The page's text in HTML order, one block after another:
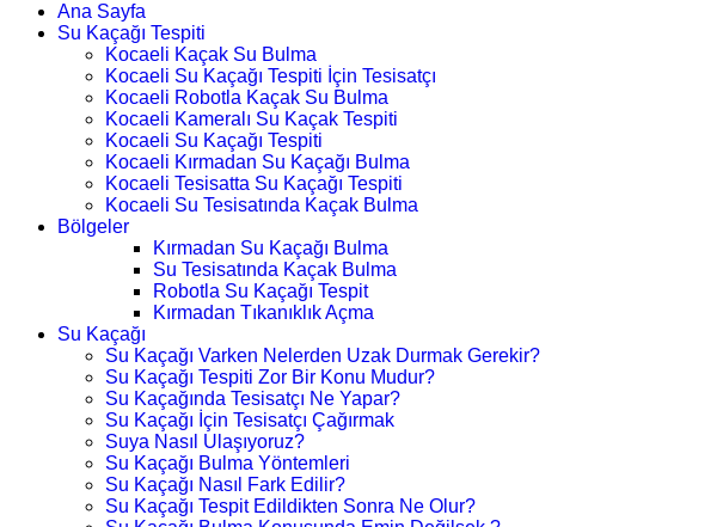
Ana Sayfa
Su Kaçağı Tespiti
Kocaeli Kaçak Su Bulma
Kocaeli Su Kaçağı Tespiti İçin Tesisatçı
Kocaeli Robotla Kaçak Su Bulma
Kocaeli Kameralı Su Kaçak Tespiti
Kocaeli Su Kaçağı Tespiti
Kocaeli Kırmadan Su Kaçağı Bulma
Kocaeli Tesisatta Su Kaçağı Tespiti
Kocaeli Su Tesisatında Kaçak Bulma
Bölgeler
Kırmadan Su Kaçağı Bulma
Su Tesisatında Kaçak Bulma
Robotla Su Kaçağı Tespit
Kırmadan Tıkanıklık Açma
Su Kaçağı
Su Kaçağı Varken Nelerden Uzak Durmak Gerekir?
Su Kaçağı Tespiti Zor Bir Konu Mudur?
Su Kaçağında Tesisatçı Ne Yapar?
Su Kaçağı İçin Tesisatçı Çağırmak
Suya Nasıl Ulaşıyoruz?
Su Kaçağı Bulma Yöntemleri
Su Kaçağı Nasıl Fark Edilir?
Su Kaçağı Tespit Edildikten Sonra Ne Olur?